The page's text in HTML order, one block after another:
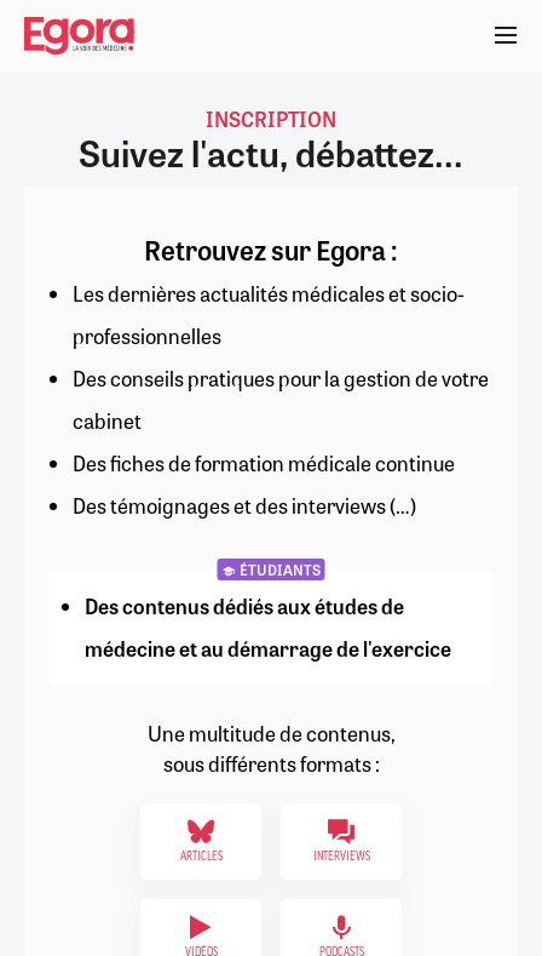
Aller
contenu
INSCRIPTION
Suivez l'actu, débattez...
Retrouvez sur Egora :
Les dernières actualités médicales et socio-
professionnelles
Des conseils pratiques pour la gestion de votre
cabinet
Des fiches de formation médicale continue
Des témoignages et des interviews (…)
ÉTUDIANTS
Des contenus dédiés aux études de
médecine et au démarrage de l'exercice
Une multitude de contenus,
sous différents formats :
ARTICLES INTERVIEWS
VIDÉOS PODCASTS